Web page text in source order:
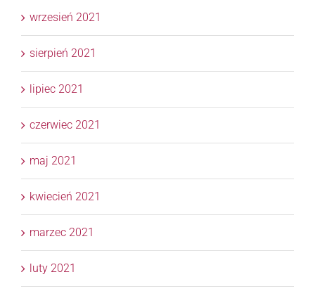
wrzesień 2021
sierpień 2021
lipiec 2021
czerwiec 2021
maj 2021
kwiecień 2021
marzec 2021
luty 2021